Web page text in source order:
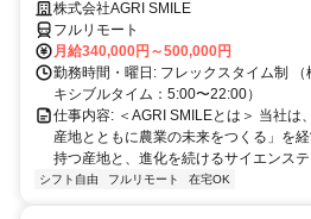
方、大歓迎！
株式会社AGRI SMILE
フルリモート
月給340,000円～500,000円
勤務時間・曜日: フレックスタイム制
キシブルタイム：5:00〜22:00）
仕事内容: ＜AGRI SMILEとは＞ 当社は
産地とともに農業の未来をつくる」を
持つ産地と、進化を続けるサイエンス
シフト自由 フルリモート 在宅OK